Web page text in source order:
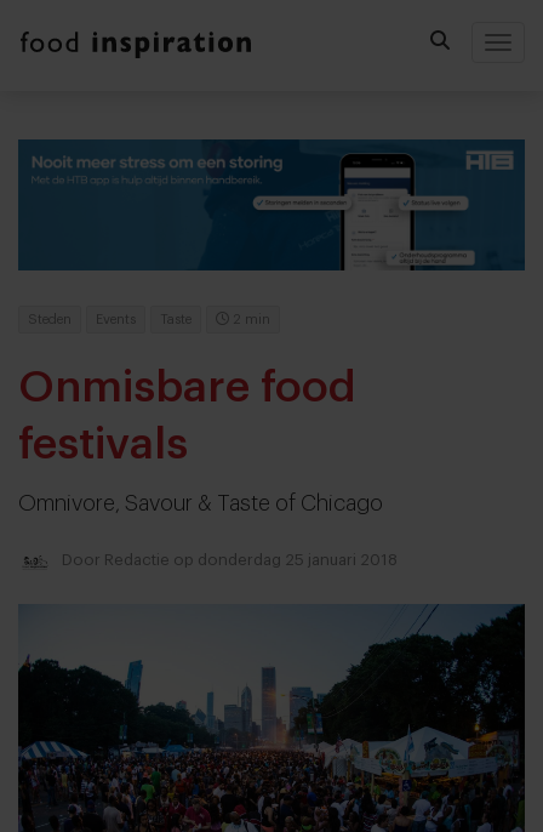
Steden Events Taste 2 min
Onmisbare food
festivals
Omnivore, Savour & Taste of Chicago
Door Redactie op donderdag 25 januari 2018